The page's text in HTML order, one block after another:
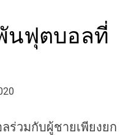
นฟุตบอลที่
ร่วมกับผู้ชายเพียงยก